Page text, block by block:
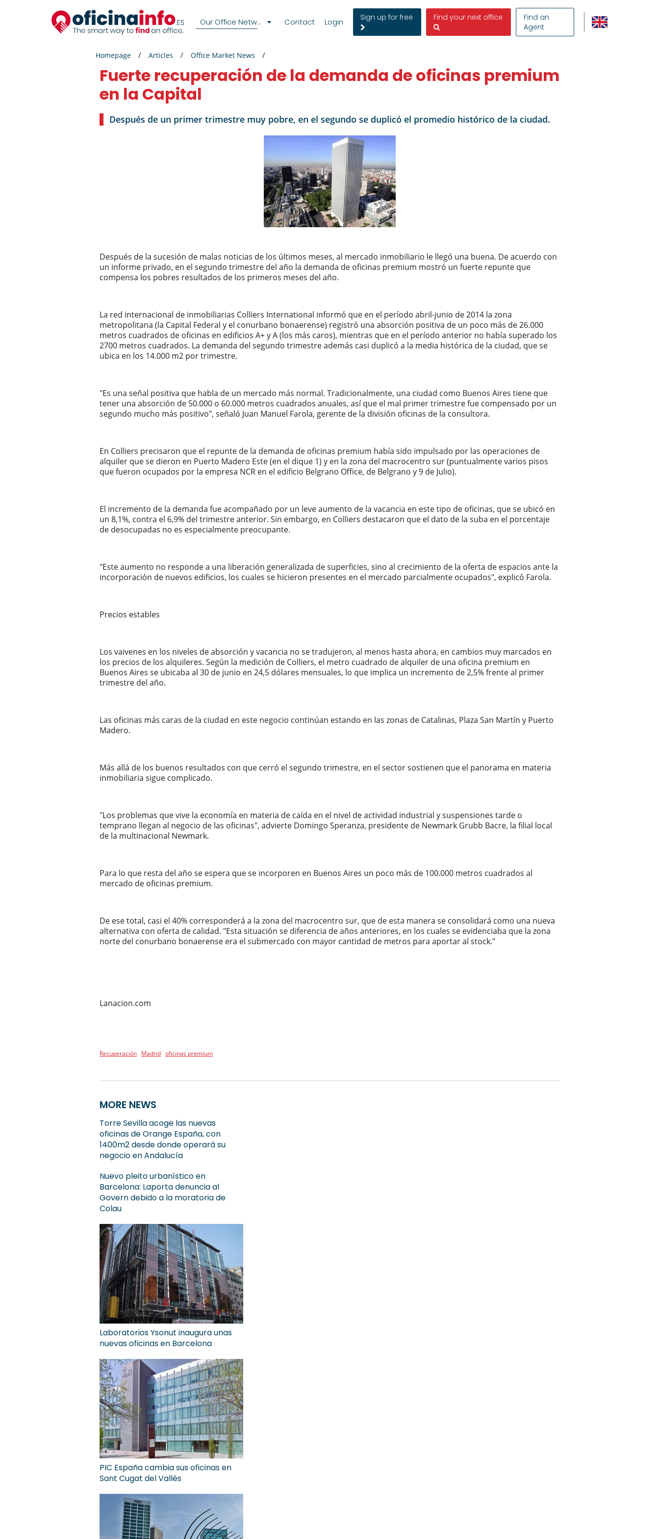
Our Office Network Contact Login Sign up for free Find your next office
Find an
Agent
Homepage Articles Office Market News
Fuerte recuperación de la demanda de oficinas premium
en la Capital
Después de un primer trimestre muy pobre, en el segundo se duplicó el promedio histórico de la ciudad.
Después de la sucesión de malas noticias de los últimos meses, al mercado inmobiliario le llegó una buena. De acuerdo con
un informe privado, en el segundo trimestre del año la demanda de oficinas premium mostró un fuerte repunte que
compensa los pobres resultados de los primeros meses del año.
La red internacional de inmobiliarias Colliers International informó que en el período abril-junio de 2014 la zona
metropolitana (la Capital Federal y el conurbano bonaerense) registró una absorción positiva de un poco más de 26.000
metros cuadrados de oficinas en edificios A+ y A (los más caros), mientras que en el período anterior no había superado los
2700 metros cuadrados. La demanda del segundo trimestre además casi duplicó a la media histórica de la ciudad, que se
ubica en los 14.000 m2 por trimestre.
"Es una señal positiva que habla de un mercado más normal. Tradicionalmente, una ciudad como Buenos Aires tiene que
tener una absorción de 50.000 o 60.000 metros cuadrados anuales, así que el mal primer trimestre fue compensado por un
segundo mucho más positivo", señaló Juan Manuel Farola, gerente de la división oficinas de la consultora.
En Colliers precisaron que el repunte de la demanda de oficinas premium había sido impulsado por las operaciones de
alquiler que se dieron en Puerto Madero Este (en el dique 1) y en la zona del macrocentro sur (puntualmente varios pisos
que fueron ocupados por la empresa NCR en el edificio Belgrano Office, de Belgrano y 9 de Julio).
El incremento de la demanda fue acompañado por un leve aumento de la vacancia en este tipo de oficinas, que se ubicó en
un 8,1%, contra el 6,9% del trimestre anterior. Sin embargo, en Colliers destacaron que el dato de la suba en el porcentaje
de desocupadas no es especialmente preocupante.
"Este aumento no responde a una liberación generalizada de superficies, sino al crecimiento de la oferta de espacios ante la
incorporación de nuevos edificios, los cuales se hicieron presentes en el mercado parcialmente ocupados", explicó Farola.
Precios estables
Los vaivenes en los niveles de absorción y vacancia no se tradujeron, al menos hasta ahora, en cambios muy marcados en
los precios de los alquileres. Según la medición de Colliers, el metro cuadrado de alquiler de una oficina premium en
Buenos Aires se ubicaba al 30 de junio en 24,5 dólares mensuales, lo que implica un incremento de 2,5% frente al primer
trimestre del año.
Las oficinas más caras de la ciudad en este negocio continúan estando en las zonas de Catalinas, Plaza San Martín y Puerto
Madero.
Más allá de los buenos resultados con que cerró el segundo trimestre, en el sector sostienen que el panorama en materia
inmobiliaria sigue complicado.
"Los problemas que vive la economía en materia de caída en el nivel de actividad industrial y suspensiones tarde o
temprano llegan al negocio de las oficinas", advierte Domingo Speranza, presidente de Newmark Grubb Bacre, la filial local
de la multinacional Newmark.
Para lo que resta del año se espera que se incorporen en Buenos Aires un poco más de 100.000 metros cuadrados al
mercado de oficinas premium.
De ese total, casi el 40% corresponderá a la zona del macrocentro sur, que de esta manera se consolidará como una nueva
alternativa con oferta de calidad. "Esta situación se diferencia de años anteriores, en los cuales se evidenciaba que la zona
norte del conurbano bonaerense era el submercado con mayor cantidad de metros para aportar al stock."
Lanacion.com
Recuperación Madrid oficinas premium
MORE NEWS
Torre Sevilla acoge las nuevas
oficinas de Orange España, con
1400m2 desde donde operará su
negocio en Andalucía
Nuevo pleito urbanístico en
Barcelona: Laporta denuncia al
Govern debido a la moratoria de
Colau
Laboratorios Ysonut inaugura unas
nuevas oficinas en Barcelona
PIC España cambia sus oficinas en
Sant Cugat del Vallès